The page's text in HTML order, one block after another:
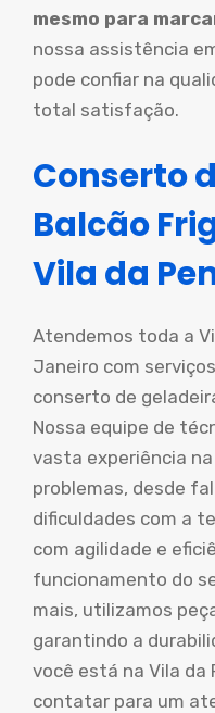
mesmo para
nossa assistência
pode confiar na
total satisfação.
Conserto
Balcão
Vila da
Atendemos toda a
Janeiro com
conserto de
Nossa equipe de
vasta experiência
problemas, desde
dificuldades com a
com agilidade e
funcionamento do
mais, utilizamos
garantindo a
você está na Vila da
contatar para um